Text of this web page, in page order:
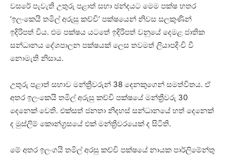
වසරේ පැවැති උතුරු පළාත් සභා ඡන්දයට මෙම පක්ෂ හතර
‘ඉලංකෙයි තමිල් අරුසු කච්චි‘ පක්ෂයෙන් නිවස සලකුණින්
ඉදිරිපත් විය. එම පක්ෂය යටතේ ඉදිරිපත් වනුයේ දෙමළ ජාතික
සන්ධානය දේශපාලන පක්ෂයක් ලෙස තවමත් ලියාපදිංචි වී
නොමැති නිසාය.
උතුරු පළාත් සභාව මන්ත්‍රීවරුන් 38 දෙනකුගෙන් සමත්විතය. ඒ
අතර ඉලංකෙයි තමිල් අරුසු කච්චි පක්ෂයේ මන්ත්‍රීවරු 30
දෙනෙක් වෙති. එක්සත් ජනතා නිදහස් සන්ධානයේ හත් දෙනෙක්
ද මුස්ලිම් කොන්ග්‍රසයේ එක් මන්ත්‍රීවරයෙක් ද සිටිති.
මේ අතර ඉලංගයි තමිල් අරසු කච්චි පක්ෂයේ නායක පාර්ලිමේන්තු